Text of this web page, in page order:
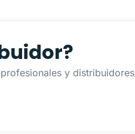
y distribuidores